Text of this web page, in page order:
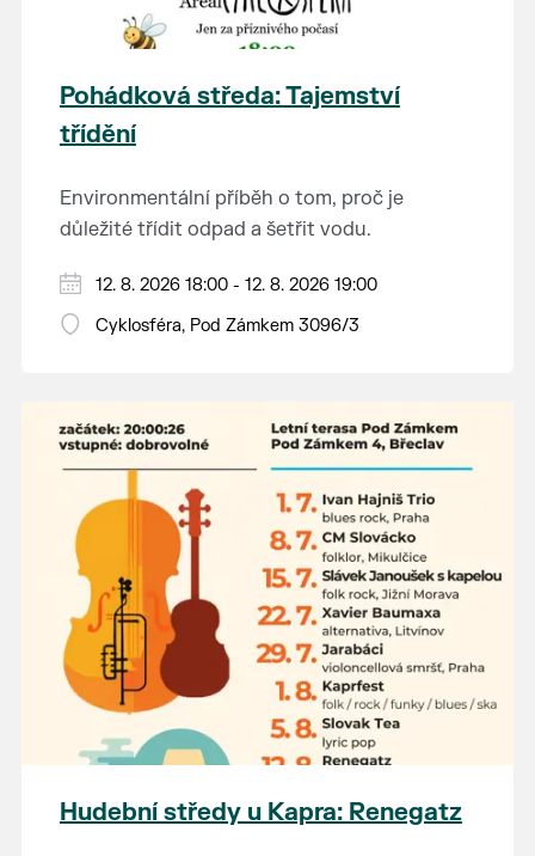
Pohádková středa: Tajemství
třídění
Environmentální příběh o tom, proč je
důležité třídit odpad a šetřit vodu.
Hraje se jen za příznivého počasí.
Vstupné dobrovolné.
12. 8. 2026 18:00 - 12. 8. 2026 19:00
Cyklosféra, Pod Zámkem 3096/3
Hudební středy u Kapra: Renegatz